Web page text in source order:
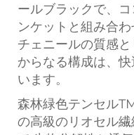
ールブラックで、
ンケットと組み合
チェニールの質感
からなる構成は、
います。
森林緑色テンセル
の高級のリオセル